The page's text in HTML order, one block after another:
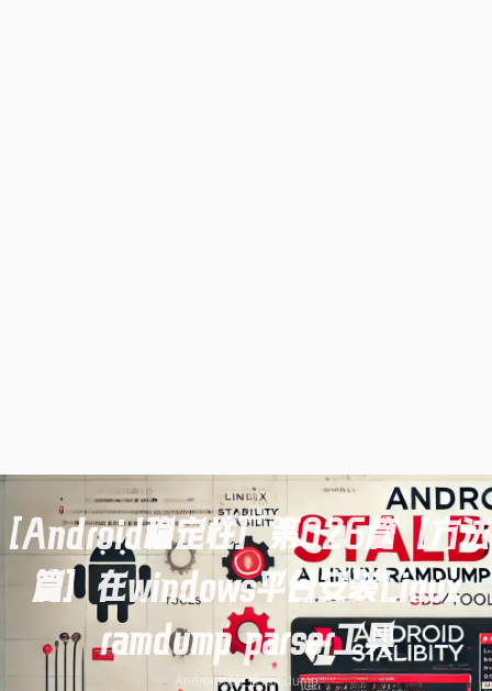
[Android稳定性] 第026篇 [方法
篇] 在windows平台安装Linux
ramdump parser工具
Android稳定性ramdump